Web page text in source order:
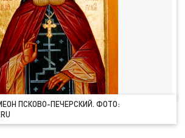
ПСКОВО-ПЕЧЕРСКИЙ. ФОТО: